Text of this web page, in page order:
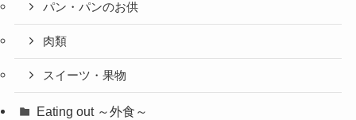
パン・パンのお供
肉類
スイーツ・果物
Eating out ～外食～